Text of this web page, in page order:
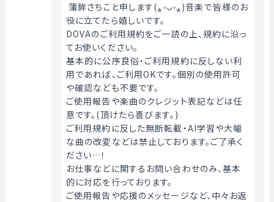
蒲鉾さちこと申します(⁎ᵕᴗᵕ⁎)音楽で皆様のお
役に立てたら嬉しいです。
DOVAのご利用規約をご一読の上、規約に沿っ
てお使いください。
基本的に公序良俗・ご利用規約に反しない利
用であれば、ご利用OKです。個別の使用許可
や確認なども不要です。
ご使用報告や楽曲のクレジット表記などは任
意です。(頂けたら喜びます。)
ご利用規約に反した無断転載・AI学習や大幅
な曲の改変などは禁止しております。ご了承く
ださい…！
お仕事などに関するお問い合わせのみ、基本
的に対応を行っております。
ご使用報告や応援のメッセージなど、中々お返